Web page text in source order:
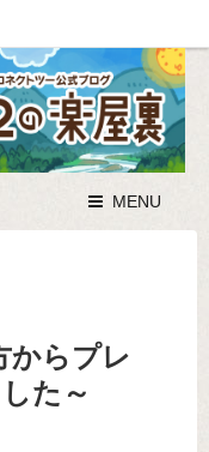
MENU
からプレ
た～